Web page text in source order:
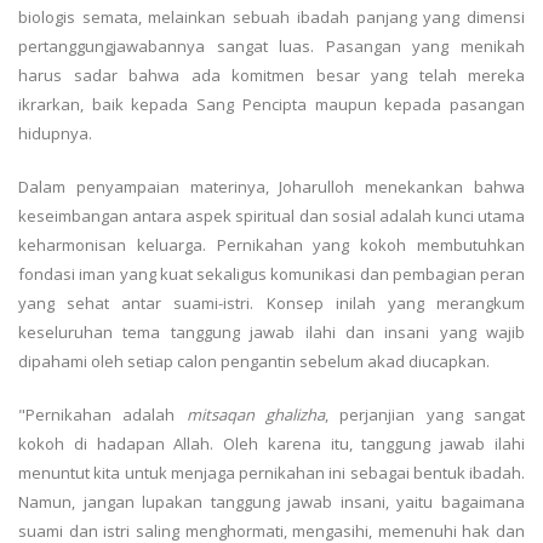
biologis semata, melainkan sebuah ibadah panjang yang dimensi
pertanggungjawabannya sangat luas. Pasangan yang menikah
harus sadar bahwa ada komitmen besar yang telah mereka
ikrarkan, baik kepada Sang Pencipta maupun kepada pasangan
hidupnya.
Dalam penyampaian materinya, Joharulloh menekankan bahwa
keseimbangan antara aspek spiritual dan sosial adalah kunci utama
keharmonisan keluarga. Pernikahan yang kokoh membutuhkan
fondasi iman yang kuat sekaligus komunikasi dan pembagian peran
yang sehat antar suami-istri. Konsep inilah yang merangkum
keseluruhan tema tanggung jawab ilahi dan insani yang wajib
dipahami oleh setiap calon pengantin sebelum akad diucapkan.
"Pernikahan adalah mitsaqan ghalizha, perjanjian yang sangat
kokoh di hadapan Allah. Oleh karena itu, tanggung jawab ilahi
menuntut kita untuk menjaga pernikahan ini sebagai bentuk ibadah.
Namun, jangan lupakan tanggung jawab insani, yaitu bagaimana
suami dan istri saling menghormati, mengasihi, memenuhi hak dan